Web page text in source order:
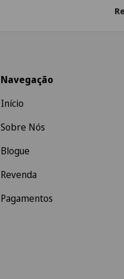
Navegação
Início
Sobre Nós
Blogue
Revenda
Pagamentos